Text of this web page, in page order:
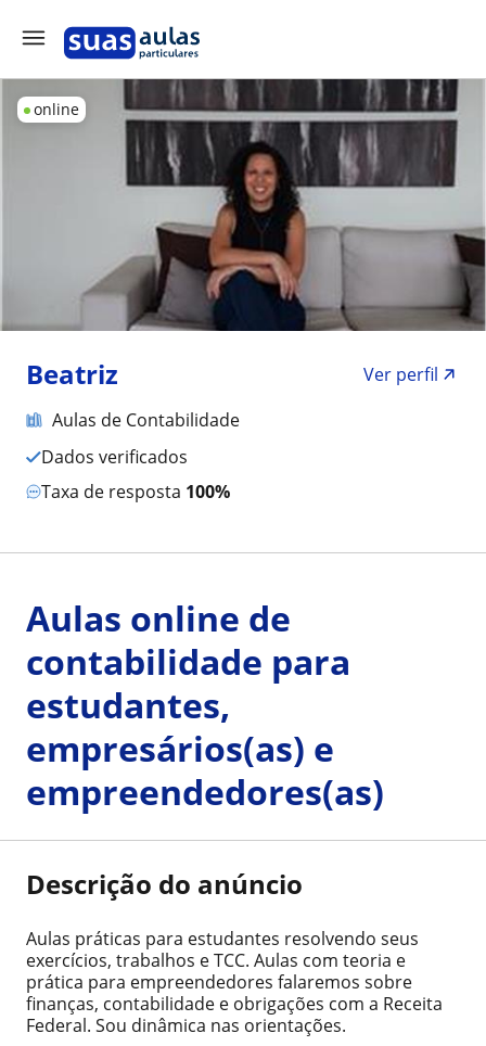
online
Beatriz
Ver perfil
Aulas de Contabilidade
Dados verificados
Taxa de resposta 100%
Aulas online de
contabilidade para
estudantes,
empresários(as) e
empreendedores(as)
Descrição do anúncio
Aulas práticas para estudantes resolvendo seus
exercícios, trabalhos e TCC. Aulas com teoria e
prática para empreendedores falaremos sobre
finanças, contabilidade e obrigações com a Receita
Federal. Sou dinâmica nas orientações.